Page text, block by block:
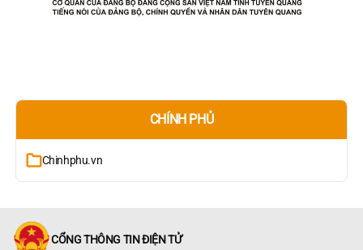
CHÍNH PHỦ
Chinhphu.vn
CỔNG THÔNG TIN ĐIỆN TỬ